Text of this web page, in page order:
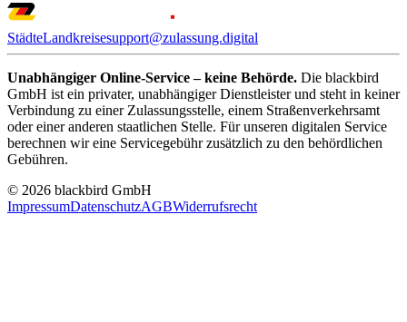
StädteLandkreisesupport@zulassung.digital
Unabhängiger Online-Service – keine Behörde. Die blackbird
GmbH ist ein privater, unabhängiger Dienstleister und steht in keiner
Verbindung zu einer Zulassungsstelle, einem Straßenverkehrsamt
oder einer anderen staatlichen Stelle. Für unseren digitalen Service
berechnen wir eine Servicegebühr zusätzlich zu den behördlichen
Gebühren.
© 2026 blackbird GmbH
ImpressumDatenschutzAGBWiderrufsrecht